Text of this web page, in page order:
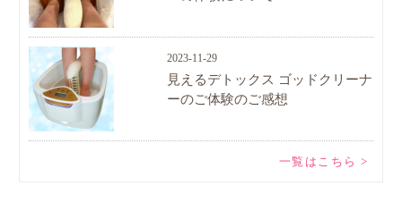
2023-11-29
見えるデトックス ゴッドクリーナ
ーのご体験のご感想
一覧はこちら >